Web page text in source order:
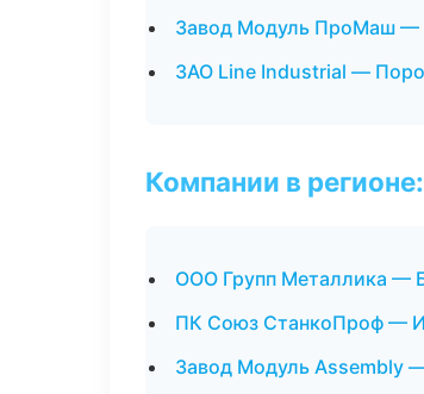
Завод Модуль ПроМаш —
ЗАО Line Industrial —
Компании в
ООО Групп Металлика —
ПК Союз СтанкоПроф —
Завод Модуль Assembly